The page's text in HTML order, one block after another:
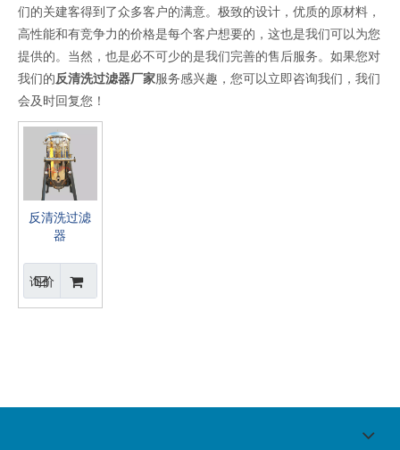
们的关建客得到了众多客户的满意。极致的设计，优质的原材料，
高性能和有竞争力的价格是每个客户想要的，这也是我们可以为您
提供的。当然，也是必不可少的是我们完善的售后服务。如果您对
我们的反清洗过滤器厂家服务感兴趣，您可以立即咨询我们，我们
会及时回复您！
反清洗过滤
器
询价